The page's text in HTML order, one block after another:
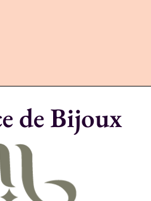
de Bijoux